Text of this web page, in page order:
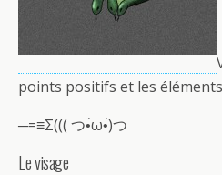
points positifs et les
─=≡Σ((( つ•̀ω•́)つ
Le visage